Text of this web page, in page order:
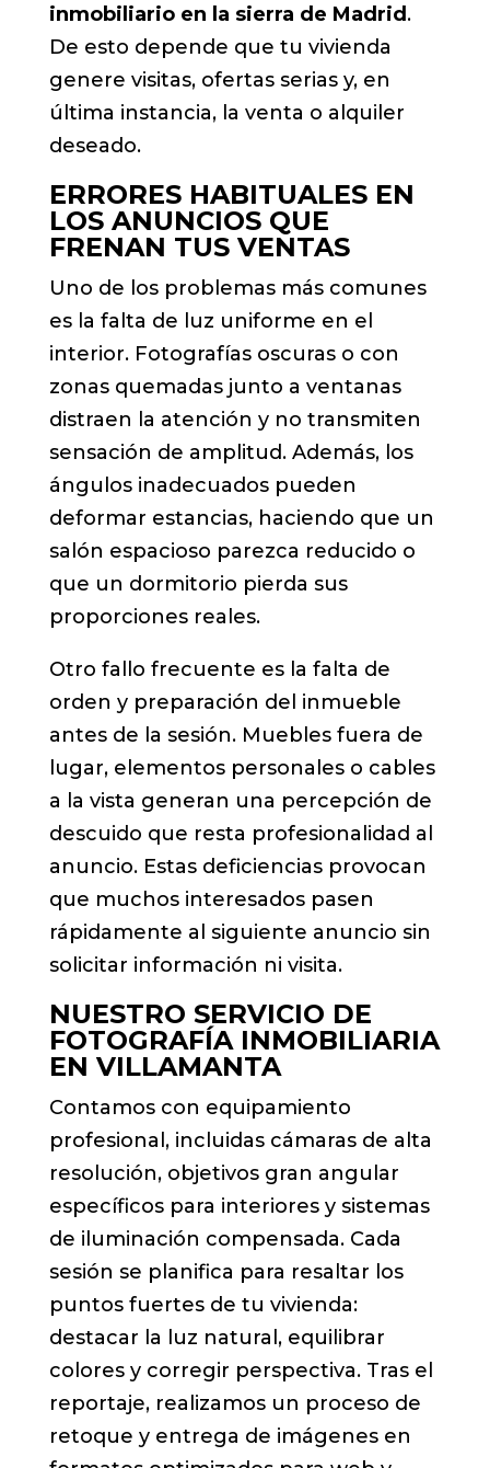
inmobiliario en la sierra de Madrid .
De esto depende que tu vivienda
genere visitas, ofertas serias y, en
última instancia, la venta o alquiler
deseado.
ERRORES HABITUALES EN
LOS ANUNCIOS QUE
FRENAN TUS VENTAS
Uno de los problemas más comunes
es la falta de luz uniforme en el
interior. Fotografías oscuras o con
zonas quemadas junto a ventanas
distraen la atención y no transmiten
sensación de amplitud. Además, los
ángulos inadecuados pueden
deformar estancias, haciendo que un
salón espacioso parezca reducido o
que un dormitorio pierda sus
proporciones reales.
Otro fallo frecuente es la falta de
orden y preparación del inmueble
antes de la sesión. Muebles fuera de
lugar, elementos personales o cables
a la vista generan una percepción de
descuido que resta profesionalidad al
anuncio. Estas deficiencias provocan
que muchos interesados pasen
rápidamente al siguiente anuncio sin
solicitar información ni visita.
NUESTRO SERVICIO DE
FOTOGRAFÍA INMOBILIARIA
EN VILLAMANTA
Contamos con equipamiento
profesional, incluidas cámaras de alta
resolución, objetivos gran angular
específicos para interiores y sistemas
de iluminación compensada. Cada
sesión se planifica para resaltar los
puntos fuertes de tu vivienda:
destacar la luz natural, equilibrar
colores y corregir perspectiva. Tras el
reportaje, realizamos un proceso de
retoque y entrega de imágenes en